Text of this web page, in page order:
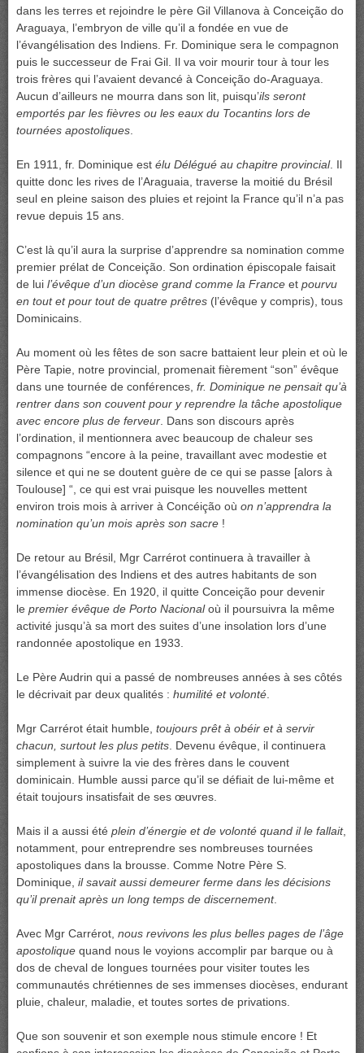
dans les terres et rejoindre le père Gil Villanova à Conceição do
Araguaya, l’embryon de ville qu’il a fondée en vue de
l’évangélisation des Indiens. Fr. Dominique sera le compagnon
puis le successeur de Frai Gil. Il va voir mourir tour à tour les
trois frères qui l’avaient devancé à Conceição do-Araguaya.
Aucun d’ailleurs ne mourra dans son lit, puisqu’ils seront
emportés par les fièvres ou les eaux du Tocantins lors de
tournées apostoliques
En 1911, fr. Dominique est élu Délégué au chapitre provincial. Il
quitte donc les rives de l’Araguaia, traverse la moitié du Brésil
seul en pleine saison des pluies et rejoint la France qu’il n’a pas
revue depuis 15 ans.
C’est là qu’il aura la surprise d’apprendre sa nomination comme
premier prélat de Conceição. Son ordination épiscopale faisait
de lui l’évêque d’un diocèse grand comme la France et pourvu
en tout et pour tout de quatre prêtres (l’évêque y compris), tous
Dominicains.
Au moment où les fêtes de son sacre battaient leur plein et où le
Père Tapie, notre provincial, promenait fièrement “son” évêque
dans une tournée de conférences, fr. Dominique ne pensait qu’à
rentrer dans son couvent pour y reprendre la tâche apostolique
avec encore plus de ferveur . Dans son discours après
l’ordination, il mentionnera avec beaucoup de chaleur ses
compagnons “encore à la peine, travaillant avec modestie et
silence et qui ne se doutent guère de ce qui se passe [alors à
Toulouse] “, ce qui est vrai puisque les nouvelles mettent
environ trois mois à arriver à Concéição où on n’apprendra la
nomination qu’un mois après son sacre !
De retour au Brésil, Mgr Carrérot continuera à travailler à
l’évangélisation des Indiens et des autres habitants de son
immense diocèse. En 1920, il quitte Conceição pour devenir
le premier évêque de Porto Nacionaloù il poursuivra la même
activité jusqu’à sa mort des suites d’une insolation lors d’une
randonnée apostolique en 1933.
Le Père Audrin qui a passé de nombreuses années à ses côtés
le décrivait par deux qualités : humilité et volonté
Mgr Carrérot était humble, toujours prêt à obéir et à servir
chacun, surtout les plus petits . Devenu évêque, il continuera
simplement à suivre la vie des frères dans le couvent
dominicain. Humble aussi parce qu’il se défiait de lui-même et
était toujours insatisfait de ses œuvres.
Mais il a aussi été plein d’énergie et de volonté quand il le fallait,
notamment, pour entreprendre ses nombreuses tournées
apostoliques dans la brousse. Comme Notre Père S.
Dominique, il savait aussi demeurer ferme dans les décisions
qu’il prenait après un long temps de discernement.
Avec Mgr Carrérot, nous revivons les plus belles pages de l’âge
apostolique quand nous le voyions accomplir par barque ou à
dos de cheval de longues tournées pour visiter toutes les
communautés chrétiennes de ses immenses diocèses, endurant
pluie, chaleur, maladie, et toutes sortes de privations.
Que son souvenir et son exemple nous stimule encore ! Et